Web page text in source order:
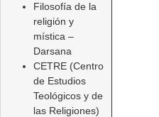
Filosofía de la
religión y
mística –
Darsana
CETRE (Centro
de Estudios
Teológicos y de
las Religiones)